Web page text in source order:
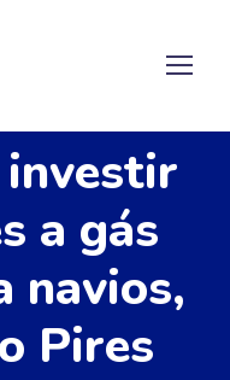
a gás
navios,
Pires